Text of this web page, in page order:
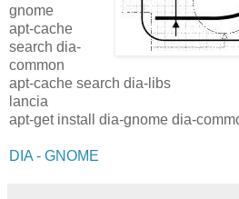
gnome
apt-cache
search dia-
common
apt-cache search dia-libs
lancia
apt-get install dia-gnome dia-
DIA - GNOME